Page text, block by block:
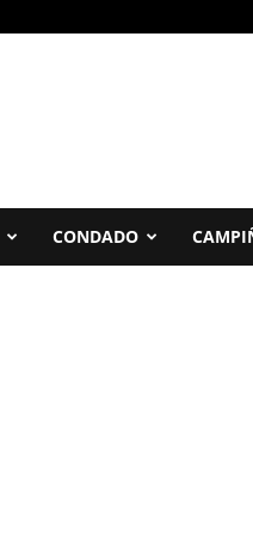
CONDADO